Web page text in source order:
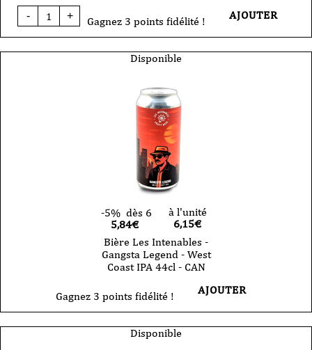
-
quantité
de
Intenables
+ Gagnez 3 points fidélité ! AJOUTER
Disponible
-5% dès 6
5,84€
à l'unité
6,15€
Bière Les Intenables -
Gangsta Legend - West
Coast IPA 44cl - CAN
Gagnez 3 points fidélité ! AJOUTER
Disponible